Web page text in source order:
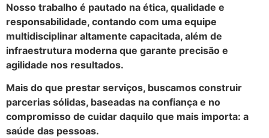
Nosso trabalho é pautado na ética, qualidade e
responsabilidade, contando com uma equipe
multidisciplinar altamente capacitada, além de
infraestrutura moderna que garante precisão e
agilidade nos resultados.
Mais do que prestar serviços, buscamos construir
parcerias sólidas, baseadas na confiança e no
compromisso de cuidar daquilo que mais importa: a
saúde das pessoas.